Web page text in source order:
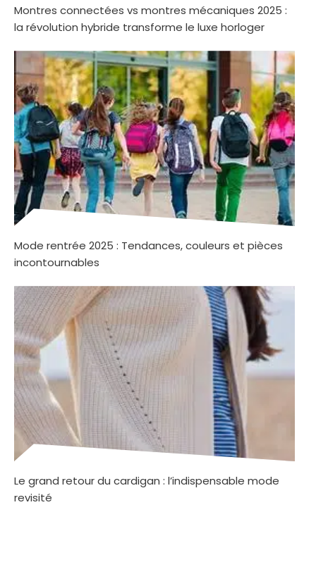
Montres connectées vs montres mécaniques 2025 :
la révolution hybride transforme le luxe horloger
Mode rentrée 2025 : Tendances, couleurs et pièces
incontournables
Le grand retour du cardigan : l’indispensable mode
revisité